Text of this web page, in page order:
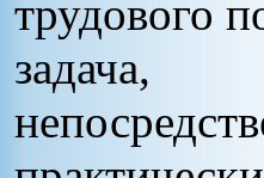
трудового